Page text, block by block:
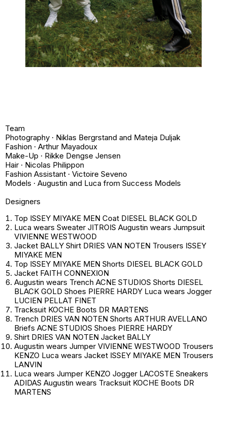
Team
Photography · Niklas Bergrstand and Mateja Duljak
Fashion · Arthur Mayadoux
Make-Up · Rikke Dengse Jensen
Hair · Nicolas Philippon
Fashion Assistant · Victoire Seveno
Models · Augustin and Luca from Success Models
Designers
Top ISSEY MIYAKE MEN Coat DIESEL BLACK GOLD
Luca wears Sweater JITROIS Augustin wears Jumpsuit
VIVIENNE WESTWOOD
Jacket BALLY Shirt DRIES VAN NOTEN Trousers ISSEY
MIYAKE MEN
Top ISSEY MIYAKE MEN Shorts DIESEL BLACK GOLD
Jacket FAITH CONNEXION
Augustin wears Trench ACNE STUDIOS Shorts DIESEL
BLACK GOLD Shoes PIERRE HARDY Luca wears Jogger
LUCIEN PELLAT FINET
Tracksuit KOCHE Boots DR MARTENS
Trench DRIES VAN NOTEN Shorts ARTHUR AVELLANO
Briefs ACNE STUDIOS Shoes PIERRE HARDY
Shirt DRIES VAN NOTEN Jacket BALLY
Augustin wears Jumper VIVIENNE WESTWOOD Trousers
KENZO Luca wears Jacket ISSEY MIYAKE MEN Trousers
LANVIN
Luca wears Jumper KENZO Jogger LACOSTE Sneakers
ADIDAS Augustin wears Tracksuit KOCHE Boots DR
MARTENS